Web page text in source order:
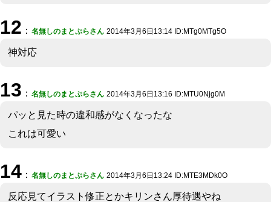
12 ： 名無しのまとぷらさん 2014年3月6日13:14 ID:MTg0MTg5O
神対応
13 ： 名無しのまとぷらさん 2014年3月6日13:16 ID:MTU0Njg0M
パッと見た時の違和感がなくなったな
これは可愛い
14 ： 名無しのまとぷらさん 2014年3月6日13:24 ID:MTE3MDk0O
反応見てイラスト修正とかキリンさん厚待遇やね